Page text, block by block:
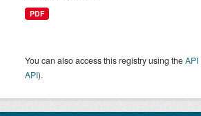
PDF
You can also access this registry using theAPI
API).